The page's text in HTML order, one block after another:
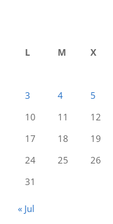
L
M X
3
4 5
10
11 12
17
18 19
24
25 26
31
« Jul